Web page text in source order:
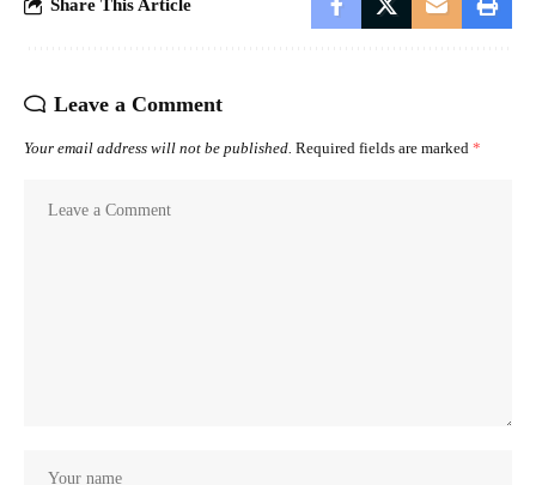
Share This Article
Leave a Comment
Your email address will not be published. Required fields are marked *